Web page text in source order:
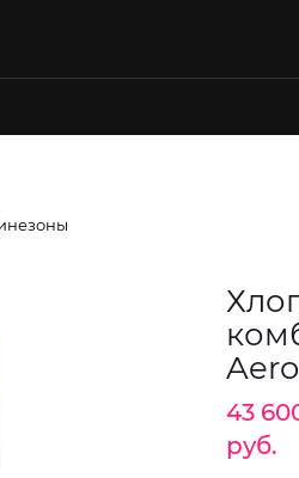
43
руб.